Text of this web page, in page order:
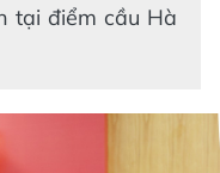
tại điểm cầu Hà